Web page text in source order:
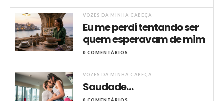
VOZES DA MINHA CABEÇA
Eu me perdi tentando ser
quem esperavam de mim
0 COMENTÁRIOS
VOZES DA MINHA CABEÇA
Saudade…
0 COMENTÁRIOS